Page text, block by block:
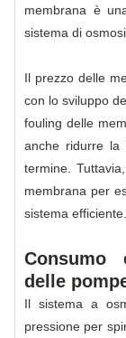
membrana è
sistema di
Il prezzo delle
con lo sviluppo
fouling delle
anche ridurre la
termine.
membrana per
sistema efficiente.
Consumo
delle
Il sistema a
pressione per